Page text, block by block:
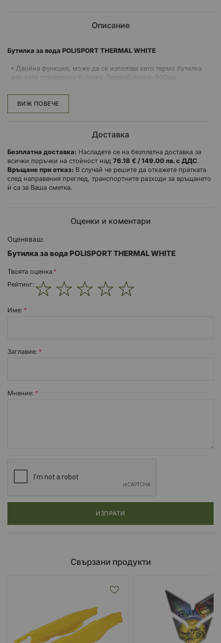
Описание
Бутилка за вода POLISPORT THERMAL WHITE
Двойна функция, може да се използва като термо бутилка
или като стандартна бутилка. Термобутилка=500мл,
Изработена е от полиетилен без BPA.
използвате като стандартна бутилка и да увеличите капацитета
ВИЖ ПОВЕЧЕ
Доставка
Безплатна доставка: Насладете се на безплатна доставка за
всички поръчки на стойност над 76.18 € / 149.00 лв. с ДДС.
Връщане при отказ: В случай че решите да откажете пратката
след направения преглед, транспортните разходи за връщането
ѝ са за Ваша сметка.
Оценки и коментари
Оценяваш:
Бутилка за вода POLISPORT THERMAL WHITE
Твоята оценка
Рейтинг:
Име:
Заглавиe:
Мнение:
ИЗПРАТИ
Свързани продукти